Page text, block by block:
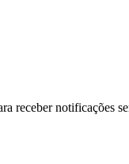
receber notificações